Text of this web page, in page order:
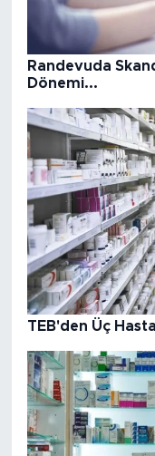
Randevuda
Dönemi...
TEB'den Üç